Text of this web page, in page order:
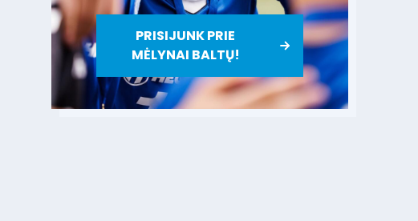
PRISIJUNK PRIE
MĖLYNAI BALTŲ!